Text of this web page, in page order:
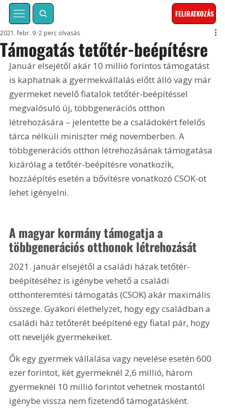
FELIRATKOZÁS
Támogatás tetőtér-beépítésre
2021. febr. 9. 2 perc olvasás
Január elsejétől akár 10 millió forintos támogatást
is kaphatnak a gyermekvállalás előtt álló vagy már
gyermeket nevelő fiatalok tetőtér-beépítéssel
megvalósuló új, többgenerációs otthon
létrehozására – jelentette be a családokért felelős
tárca nélküli miniszter még novemberben. A
többgenerációs otthon létrehozásának támogatása
kizárólag a tetőtér-beépítésre vonatkozik,
hozzáépítés esetén a bővítésre vonatkozó CSOK-ot
lehet igényelni.
A magyar kormány támogatja a
többgenerációs otthonok létrehozását
2021. január elsejétől a családi házak tetőtér-
beépítéséhez is igénybe vehető a családi
otthonteremtési támogatás (CSOK) akár maximális
összege. Gyakori élethelyzet, hogy egy családban a
családi ház tetőterét beépítené egy fiatal pár, hogy
ott neveljék gyermekeiket.
Ők egy gyermek vállalása vagy nevelése esetén 600
ezer forintot, két gyermeknél 2,6 millió, három
gyermeknél 10 millió forintot vehetnek mostantól
igénybe vissza nem fizetendő támogatásként.